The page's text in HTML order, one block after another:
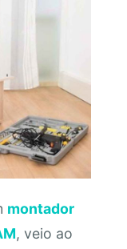
montador
, veio ao